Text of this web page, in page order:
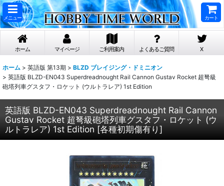
メニュー カート
ホーム マイページ ご利用案内 よくあるご質問 X
ホーム > 英語版 第13期 > BLZD ブレイジング・ドミニオン
> 英語版 BLZD-EN043 Superdreadnought Rail Cannon Gustav Rocket 超弩級
砲塔列車グスタフ・ロケット (ウルトラレア) 1st Edition
英語版 BLZD-EN043 Superdreadnought Rail Cannon
Gustav Rocket 超弩級砲塔列車グスタフ・ロケット (ウ
ルトラレア) 1st Edition [各種初期傷有り]